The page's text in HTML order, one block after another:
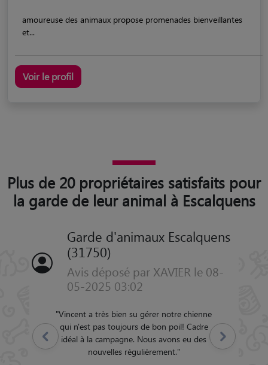
amoureuse des animaux propose promenades bienveillantes
et...
Voir le profil
Plus de 20 propriétaires satisfaits pour
la garde de leur animal à Escalquens
Garde d'animaux Escalquens
(31750)
Avis déposé par XAVIER le 08-
05-2025 03:02
"Vincent a très bien su gérer notre chienne
qui n'est pas toujours de bon poil! Cadre
idéal à la campagne. Nous avons eu des
nouvelles régulièrement."
Précédent Suivant